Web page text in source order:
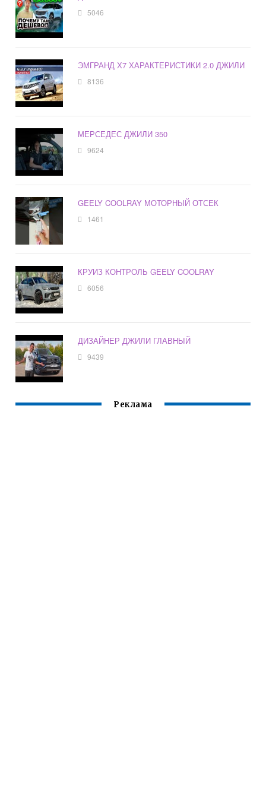
5046
ЭМГРАНД Х7 ХАРАКТЕРИСТИКИ 2.0 ДЖИЛИ
8136
МЕРСЕДЕС ДЖИЛИ 350
9624
GEELY COOLRAY МОТОРНЫЙ ОТСЕК
1461
КРУИЗ КОНТРОЛЬ GEELY COOLRAY
6056
ДИЗАЙНЕР ДЖИЛИ ГЛАВНЫЙ
9439
Реклама